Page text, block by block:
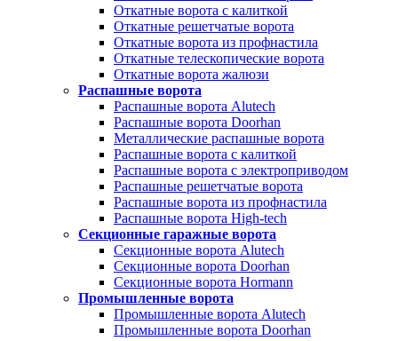
Откатные ворота с калиткой
Откатные решетчатые ворота
Откатные ворота из профнастила
Откатные телескопические ворота
Откатные ворота жалюзи
Распашные ворота
Распашные ворота Alutech
Распашные ворота Doorhan
Металлические распашные ворота
Распашные ворота с калиткой
Распашные ворота с электроприводом
Распашные решетчатые ворота
Распашные ворота из профнастила
Распашные ворота High-tech
Секционные гаражные ворота
Секционные ворота Alutech
Секционные ворота Doorhan
Секционные ворота Hormann
Промышленные ворота
Промышленные ворота Alutech
Промышленные ворота Doorhan